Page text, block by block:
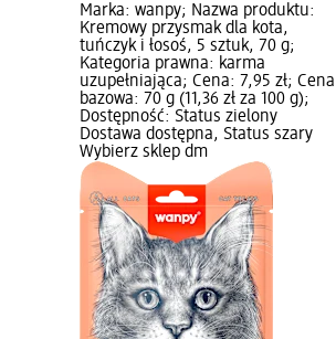
Marka: wanpy; Nazwa produktu:
Kremowy przysmak dla kota,
tuńczyk i łosoś, 5 sztuk, 70 g;
Kategoria prawna: karma
uzupełniająca; Cena: 7,95 zł; Cena
bazowa: 70 g (11,36 zł za 100 g);
Dostępność: Status zielony
Dostawa dostępna, Status szary
Wybierz sklep dm